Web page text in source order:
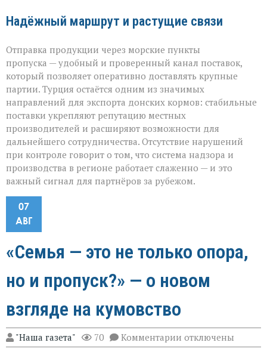
Надёжный маршрут и растущие связи
Отправка продукции через морские пункты
пропуска — удобный и проверенный канал поставок,
который позволяет оперативно доставлять крупные
партии. Турция остаётся одним из значимых
направлений для экспорта донских кормов: стабильные
поставки укрепляют репутацию местных
производителей и расширяют возможности для
дальнейшего сотрудничества. Отсутствие нарушений
при контроле говорит о том, что система надзора и
производства в регионе работает слаженно — и это
важный сигнал для партнёров за рубежом.
07
АВГ
«Семья — это не только опора,
но и пропуск?» — о новом
взгляде на кумовство
"Наша газета" 70 Комментарии к
записи
отключены